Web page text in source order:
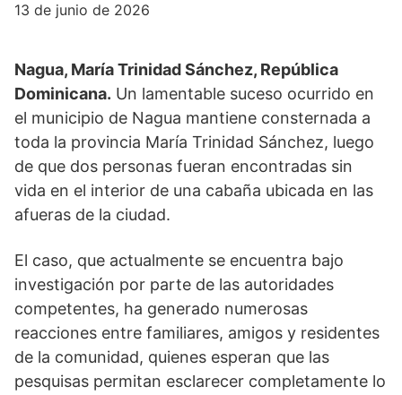
13 de junio de 2026
Nagua, María Trinidad Sánchez, República
Dominicana. Un lamentable suceso ocurrido en
el municipio de Nagua mantiene consternada a
toda la provincia María Trinidad Sánchez, luego
de que dos personas fueran encontradas sin
vida en el interior de una cabaña ubicada en las
afueras de la ciudad.
El caso, que actualmente se encuentra bajo
investigación por parte de las autoridades
competentes, ha generado numerosas
reacciones entre familiares, amigos y residentes
de la comunidad, quienes esperan que las
pesquisas permitan esclarecer completamente lo